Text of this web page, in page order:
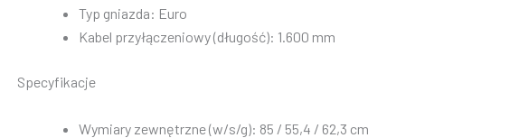
Typ gniazda: Euro
Kabel przyłączeniowy (długość): 1.600 mm
Specyfikacje
Wymiary zewnętrzne (w/s/g): 85 / 55,4 / 62,3 cm